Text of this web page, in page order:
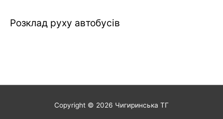
Розклад руху автобусів
Copyright © 2026 Чигиринська ТГ